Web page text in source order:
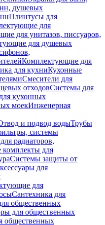
душевых
Плинтусы для
для
для унитазов, писсуаров,
для душевых
Комплектующие для
для кухниКухонные
Смесители для
отходовСистемы для
кухонных
моекИнженерная
и подвод водыТрубы
системы
радиаторов,
для
Системы защиты от
для
для
Сантехника для
общественных
для общественных
общественных